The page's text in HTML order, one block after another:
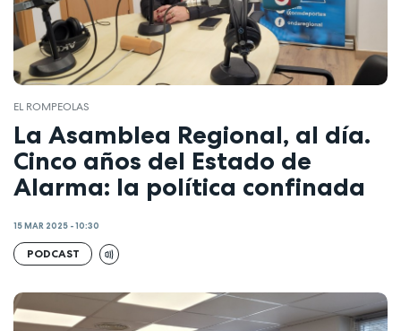
EL ROMPEOLAS
La Asamblea Regional, al día.
Cinco años del Estado de
Alarma: la política confinada
15 MAR 2025 - 10:30
PODCAST